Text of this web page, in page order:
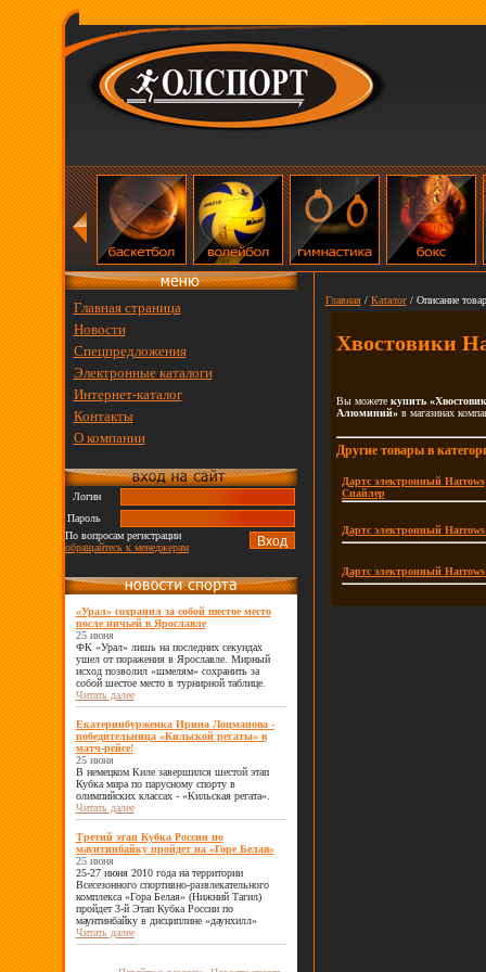
Главная страница
Новости
Спецпредложения
Электронные каталоги
Интернет-каталог
Контакты
О компании
Логин
Пароль
По вопросам регистрации
обращайтесь к менеджерам
«Урал» сохранил за собой шестое место
после ничьей в Ярославле
25 июня
ФК «Урал» лишь на последних секундах
ушел от поражения в Ярославле. Мирный
исход позволил «шмелям» сохранить за
собой шестое место в турнирной таблице.
Читать далее
Екатеринбурженка Ирина Лоцманова -
победительница «Кильской регаты» в
матч-рейсе!
25 июня
В немецком Киле завершился шестой этап
Кубка мира по парусному спорту в
олимпийских классах - «Кильская регата».
Читать далее
Третий этап Кубка России по
маунтинбайку пройдет на «Горе Белая»
25 июня
25-27 июня 2010 года на территории
Всесезонного спортивно-развлекательного
комплекса «Гора Белая» (Нижний Тагил)
пройдет 3-й Этап Кубка России по
маунтинбайку в дисциплине «даунхилл»
Читать далее
Главная/ Каталог/ Описание
Хвостовики
Вы можете купить
Алюминий»в магазинах
Другие товары в
Дартс электронный Harrows
Спайлер
Дартс электронный
Дартс электронный